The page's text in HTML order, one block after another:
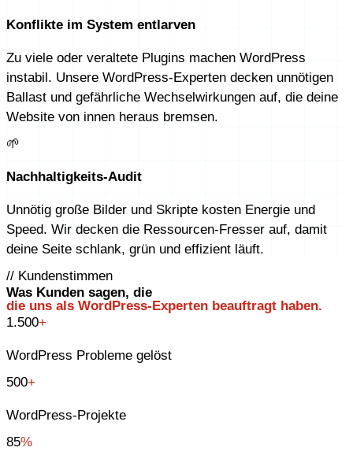
Konflikte im System entlarven
Zu viele oder veraltete Plugins machen WordPress
instabil. Unsere WordPress-Experten decken unnötigen
Ballast und gefährliche Wechselwirkungen auf, die deine
Website von innen heraus bremsen.
🌱
Nachhaltigkeits-Audit
Unnötig große Bilder und Skripte kosten Energie und
Speed. Wir decken die Ressourcen-Fresser auf, damit
deine Seite schlank, grün und effizient läuft.
// Kundenstimmen
Was Kunden sagen, die
die uns als WordPress-Experten beauftragt haben.
1.500+
WordPress Probleme gelöst
500+
WordPress-Projekte
85%